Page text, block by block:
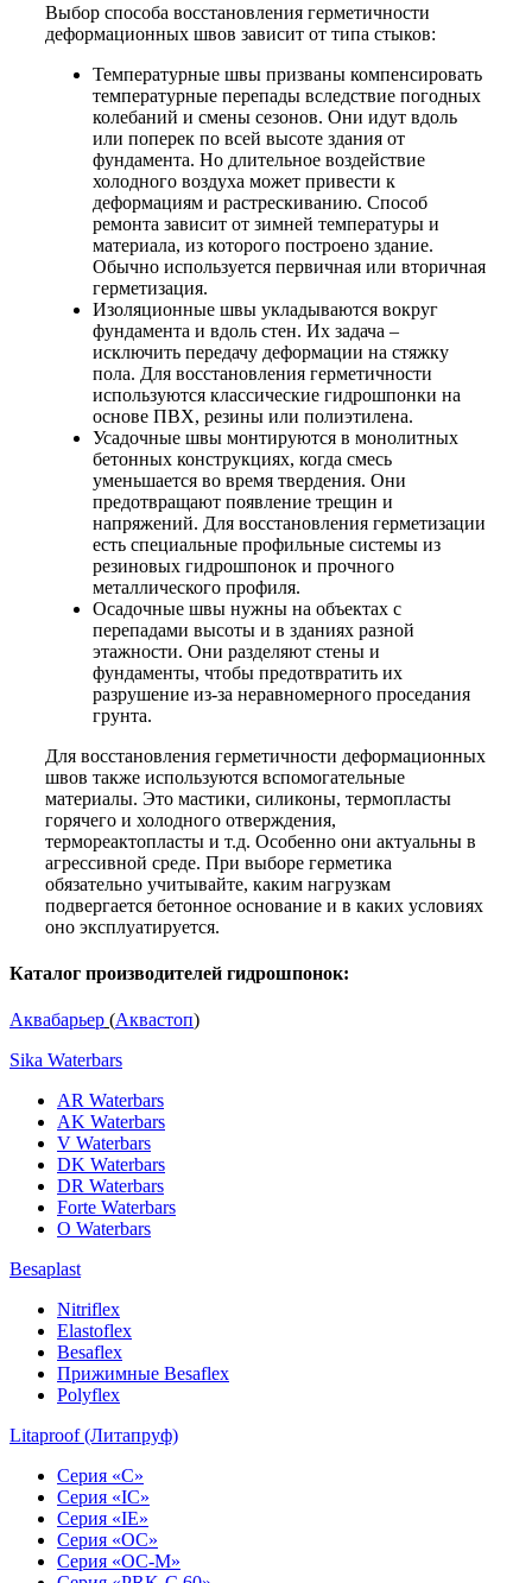
Выбор способа восстановления герметичности
деформационных швов зависит от типа стыков:
Температурные швы призваны компенсировать
температурные перепады вследствие погодных
колебаний и смены сезонов. Они идут вдоль
или поперек по всей высоте здания от
фундамента. Но длительное воздействие
холодного воздуха может привести к
деформациям и растрескиванию. Способ
ремонта зависит от зимней температуры и
материала, из которого построено здание.
Обычно используется первичная или вторичная
герметизация.
Изоляционные швы укладываются вокруг
фундамента и вдоль стен. Их задача –
исключить передачу деформации на стяжку
пола. Для восстановления герметичности
используются классические гидрошпонки на
основе ПВХ, резины или полиэтилена.
Усадочные швы монтируются в монолитных
бетонных конструкциях, когда смесь
уменьшается во время твердения. Они
предотвращают появление трещин и
напряжений. Для восстановления герметизации
есть специальные профильные системы из
резиновых гидрошпонок и прочного
металлического профиля.
Осадочные швы нужны на объектах с
перепадами высоты и в зданиях разной
этажности. Они разделяют стены и
фундаменты, чтобы предотвратить их
разрушение из-за неравномерного проседания
грунта.
Для восстановления герметичности деформационных
швов также используются вспомогательные
материалы. Это мастики, силиконы, термопласты
горячего и холодного отверждения,
термореактопласты и т.д. Особенно они актуальны в
агрессивной среде. При выборе герметика
обязательно учитывайте, каким нагрузкам
подвергается бетонное основание и в каких условиях
оно эксплуатируется.
Каталог производителей гидрошпонок:
Аквабарьер (Аквастоп)
Sika Waterbars
AR Waterbars
AK Waterbars
V Waterbars
DK Waterbars
DR Waterbars
Forte Waterbars
O Waterbars
Besaplast
Nitriflex
Elastoflex
Besaflex
Прижимные Besaflex
Polyflex
Litaproof (Литапруф)
Серия «С»
Серия «IC»
Серия «IE»
Серия «OC»
Серия «OC-M»